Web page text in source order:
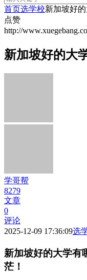
首页选学校新加坡好
点赞
http://
新加坡好的大
学哥帮
8279
文章
0
评论
2025-12-09 17:36:09选
新加坡好的大学有
茫！